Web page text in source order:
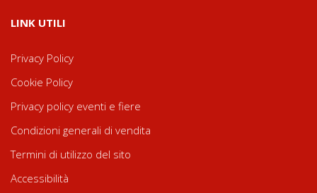
LINK UTILI
Privacy Policy
Cookie Policy
Privacy policy eventi e fiere
Condizioni generali di vendita
Termini di utilizzo del sito
Accessibilità